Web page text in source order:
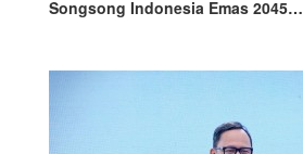
Songsong Indonesia Emas 2045…